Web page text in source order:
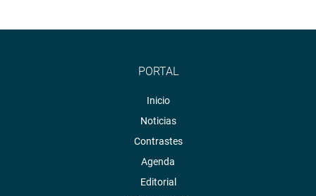
PORTAL
Inicio
Noticias
Contrastes
Agenda
Editorial